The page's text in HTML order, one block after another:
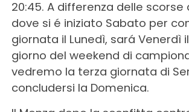
20:45. A differenza delle
dove si é iniziato Sabato per
giornata il Lunedì, sará Venerdì
giorno del weekend di
vedremo la terza giornata di
concludersi la Domenica.